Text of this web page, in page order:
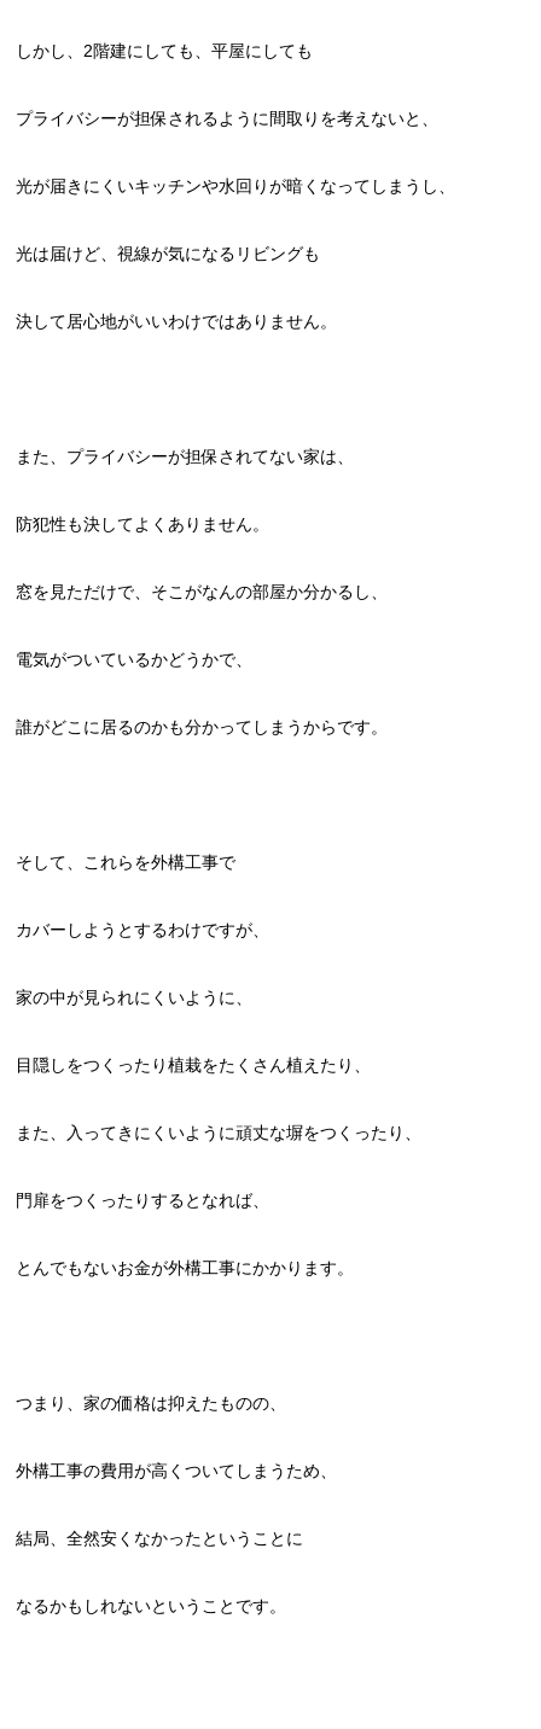
しかし、2階建にしても、平屋にしても
プライバシーが担保されるように間取りを考えないと、
光が届きにくいキッチンや水回りが暗くなってしまうし、
光は届けど、視線が気になるリビングも
決して居心地がいいわけではありません。
また、プライバシーが担保されてない家は、
防犯性も決してよくありません。
窓を見ただけで、そこがなんの部屋か分かるし、
電気がついているかどうかで、
誰がどこに居るのかも分かってしまうからです。
そして、これらを外構工事で
カバーしようとするわけですが、
家の中が見られにくいように、
目隠しをつくったり植栽をたくさん植えたり、
また、入ってきにくいように頑丈な塀をつくったり、
門扉をつくったりするとなれば、
とんでもないお金が外構工事にかかります。
つまり、家の価格は抑えたものの、
外構工事の費用が高くついてしまうため、
結局、全然安くなかったということに
なるかもしれないということです。